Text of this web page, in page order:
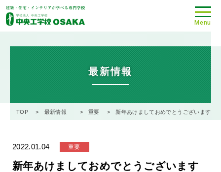
最新情報
TOP 最新情報 重要 新年あけましておめでとうございます
2022.01.04 重要
新年あけましておめでとうございます
Menu